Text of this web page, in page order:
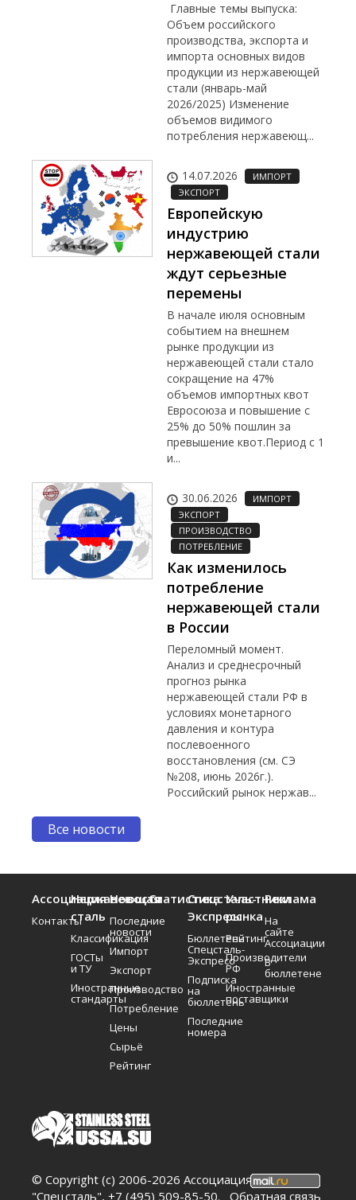
Главные темы выпуска:
Объем российского
производства, экспорта и
импорта основных видов
продукции из нержавеющей
стали (январь-май
2026/2025) Изменение
объемов видимого
потребления нержавеющ...
14.07.2026
ИМПОРТ
ЭКСПОРТ
Европейскую
индустрию
нержавеющей стали
ждут серьезные
перемены
В начале июля основным
событием на внешнем
рынке продукции из
нержавеющей стали стало
сокращение на 47%
объемов импортных квот
Евросоюза и повышение с
25% до 50% пошлин за
превышение квот.Период с 1
и...
30.06.2026
ИМПОРТ
ЭКСПОРТ
ПРОИЗВОДСТВО
ПОТРЕБЛЕНИЕ
Как изменилось
потребление
нержавеющей стали
в России
Переломный момент.
Анализ и среднесрочный
прогноз рынка
нержавеющей стали РФ в
условиях монетарного
давления и контура
послевоенного
восстановления (см. СЭ
№208, июнь 2026г.).
Российский рынок нержав...
Все новости
Ассоциация
Контакты
Нержавеющая
сталь
Классификация
ГОСТы
и ТУ
Иностранные
стандарты
Новости
Последние
новости
Импорт
Экспорт
Производство
Потребление
Цены
Сырьё
Рейтинг
СтатистикаСпецсталь-
Экспресс
Бюллетень
Спецсталь-
Экспресс
Подписка
на
бюллетень
Последние
номера
Участники
рынка
Рейтинг
Производители
РФ
Иностранные
поставщики
Реклама
На
сайте
Ассоциации
В
бюллетене
© Copyright (c) 2006-2026 Ассоциация
"Спецсталь", +7 (495) 509-85-50. Обратная связь